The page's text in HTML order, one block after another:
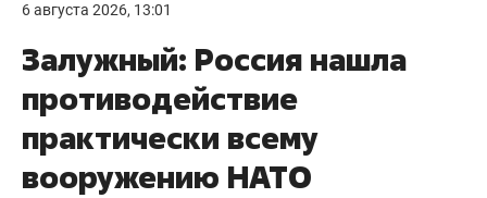
6 августа 2026, 13:01
Залужный: Россия нашла
противодействие
практически всему
вооружению НАТО